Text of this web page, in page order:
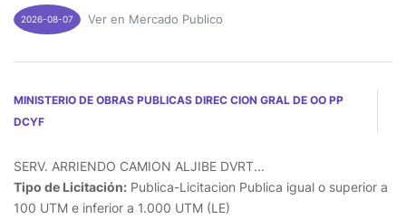
2026-08-07 Ver en Mercado Publico
MINISTERIO DE OBRAS PUBLICAS DIREC CION GRAL DE OO PP
DCYF
SERV. ARRIENDO CAMION ALJIBE DVRT...
Tipo de Licitación: Publica-Licitacion Publica igual o superior a
100 UTM e inferior a 1.000 UTM (LE)